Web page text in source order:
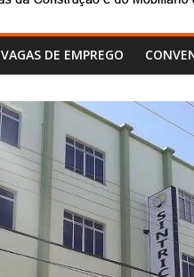
VAGAS DE EMPREGO